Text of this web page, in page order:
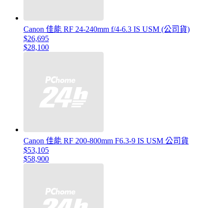
Canon 佳能 RF 24-240mm f/4-6.3 IS USM (公司貨)
$26,695
$28,100
Canon 佳能 RF 200-800mm F6.3-9 IS USM 公司貨
$53,105
$58,900